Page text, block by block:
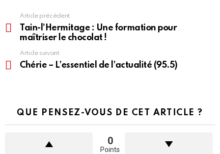
voir
Article précédent
Tain-l’Hermitage : Une formation pour
maîtriser le chocolat !
Article suivant
Chérie – L’essentiel de l’actualité (95.5)
QUE PENSEZ-VOUS DE CET ARTICLE ?
0
Points